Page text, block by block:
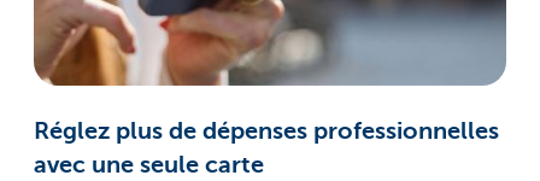
Réglez plus de dépenses professionnelles
avec une seule carte